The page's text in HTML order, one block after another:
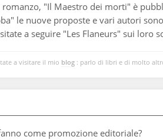
"Il Maestro dei morti" è
le nuove proposte e vari autori
a seguire "Les Flaneurs" sui loro
a visitare il mio blog : parlo di libri e di molto
come promozione editoriale?